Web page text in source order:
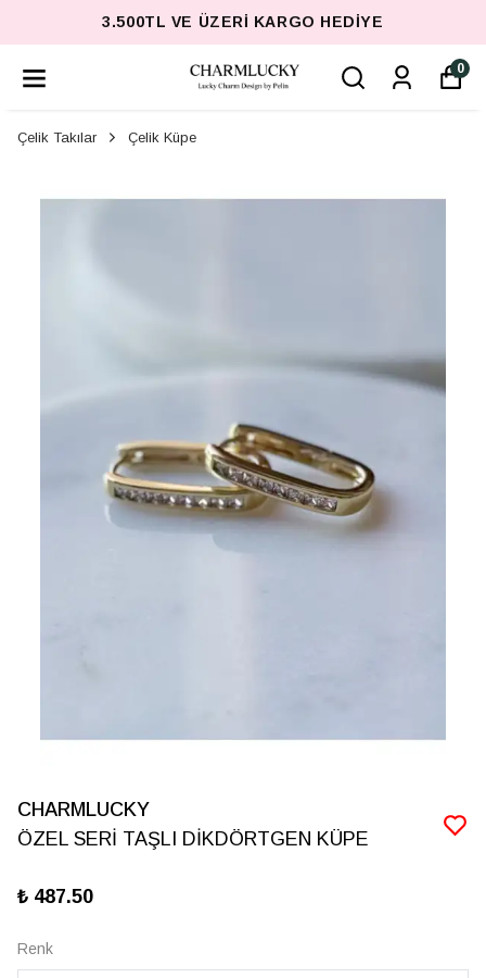
3.500TL VE ÜZERI KARGO HEDIYE
0
Çelik Takılar Çelik Küpe
CHARMLUCKY
ÖZEL SERİ TAŞLI DİKDÖRTGEN KÜPE
₺ 487.50
Renk